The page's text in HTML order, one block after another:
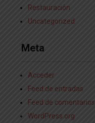
Restauración
Uncategorized
Meta
Acceder
Feed de entradas
Feed de comentarios
WordPress.org